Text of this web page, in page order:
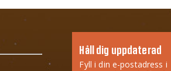
Håll dig uppdaterad
Fyll i din e-postadress i